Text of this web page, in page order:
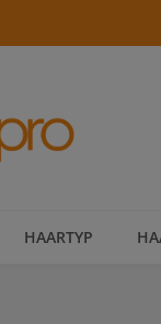
HAARTYP